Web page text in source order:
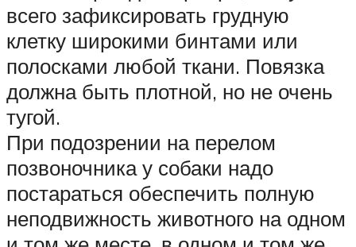
всего зафиксировать грудную
клетку широкими бинтами или
полосками любой ткани. Повязка
должна быть плотной, но не очень
тугой.
При подозрении на перелом
позвоночника у собаки надо
постараться обеспечить полную
неподвижность животного на одном